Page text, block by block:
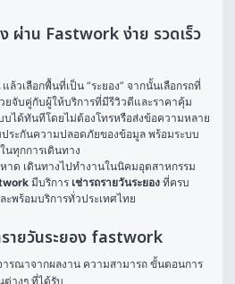
ผ่าน Fastwork ง่าย รวดเร็ว
แล้วเลือกพื้นที่เป็น “ระยอง” จากนั้นเลือกรถที่
ยจับคู่กับผู้ให้บริการที่มีรีวิวดีและราคาคุ้ม
ได้ทันทีโดยไม่ต้องโทรหรือส่งข้อความหลาย
ประกันความปลอดภัยของข้อมูล พร้อมระบบ
นทุกการเดินทาง
าด เดินทางไปทำงานในนิคมอุตสาหกรรม
มีบริการ เช่ารถรายวันระยอง ที่ครบ
ะพร้อมบริการทั่วประเทศไทย
ายวันระยอง fastwork
รณาจากผลงาน ความสามารถ ขั้นตอนการ
ต่างๆ ที่ได้รับ